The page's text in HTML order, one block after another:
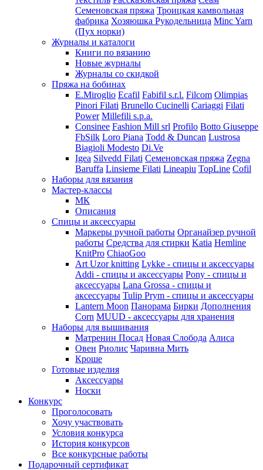
Семеновская пряжа Троицкая камвольная
фабрика Хозяюшка Рукодельница Minc Yarn
(Пух норки)
Журналы и каталоги
Книги по вязанию
Новые журналы
Журналы со скидкой
Пряжа на бобинах
E.Miroglio Ecafil Fabifil s.r.l. Filcom Olimpias
Pinori Filati Brunello Cucinelli Cariaggi Filati
Power Millefili s.p.a.
Consinee Fashion Mill srl Profilo Botto Giuseppe
FbSilk Loro Piana Todd & Duncan Lustrosa
Biagioli Modesto Di.Ve
Igea Silvedd Filati Семеновская пряжа Zegna
Baruffa Linsieme Filati Lineapiu TopLine Cofil
Наборы для вязания
Мастер-классы
МК
Описания
Спицы и аксессуары
Маркеры ручной работы Органайзер ручной
работы Средства для стирки Katia Hemline
KnitPro ChiaoGoo
Art Uzor knitting Lykke - спицы и аксессуары
Addi - спицы и аксессуары Pony - спицы и
аксессуары Lana Grossa - спицы и
аксессуары Tulip Prym - спицы и аксессуары
Lantern Moon Панорама Бирки Дополнения
Corn MUUD - аксессуары для хранения
Наборы для вышивания
Матренин Посад Новая Слобода Алиса
Овен Риолис Чаривна Мить
Кроше
Готовые изделия
Аксессуары
Носки
Конкурс
Проголосовать
Хочу участвовать
Условия конкурса
История конкурсов
Все конкурсные работы
Подарочный сертификат